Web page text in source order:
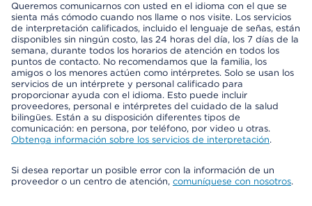
Queremos comunicarnos con usted en el idioma con el que se
sienta más cómodo cuando nos llame o nos visite. Los servicios
de interpretación calificados, incluido el lenguaje de señas, están
disponibles sin ningún costo, las 24 horas del día, los 7 días de la
semana, durante todos los horarios de atención en todos los
puntos de contacto. No recomendamos que la familia, los
amigos o los menores actúen como intérpretes. Solo se usan los
servicios de un intérprete y personal calificado para
proporcionar ayuda con el idioma. Esto puede incluir
proveedores, personal e intérpretes del cuidado de la salud
bilingües. Están a su disposición diferentes tipos de
comunicación: en persona, por teléfono, por video u otras.
Obtenga información sobre los servicios de interpretación.
Si desea reportar un posible error con la información de un
proveedor o un centro de atención, comuníquese con nosotros.